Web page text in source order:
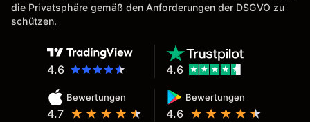
die Privatsphäre gemäß den Anforderungen der DSGVO zu
schützen.
4.6
Bewertungen
4.7
Bewertungen
4.6
4.6